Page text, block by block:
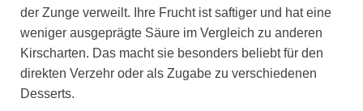
der Zunge verweilt. Ihre Frucht ist saftiger und hat eine
weniger ausgeprägte Säure im Vergleich zu anderen
Kirscharten. Das macht sie besonders beliebt für den
direkten Verzehr oder als Zugabe zu verschiedenen
Desserts.